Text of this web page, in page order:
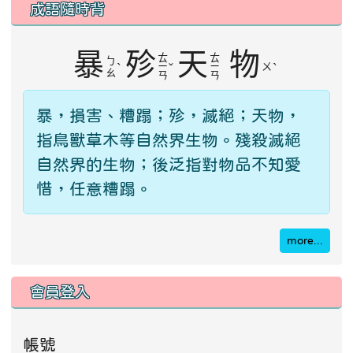
成語隨時背
暴 ㄅ
ㄠ ˋ 殄 ㄊ
ㄧ
ㄢˇ 天 ㄊ
ㄧ
ㄢ 物 ㄨ ˋ
暴，損害、糟蹋；殄，滅絕；天物，
指鳥獸草木等自然界生物。殘殺滅絕
自然界的生物；後泛指對物品不知愛
惜，任意糟蹋。
more...
會員登入
帳號